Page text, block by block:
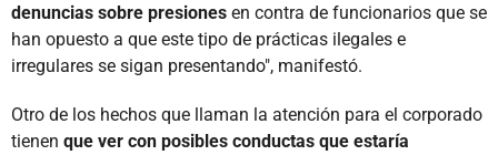
denuncias sobre presiones en contra de funcionarios que se
han opuesto a que este tipo de prácticas ilegales e
irregulares se sigan presentando", manifestó.
Otro de los hechos que llaman la atención para el corporado
tienen que ver con posibles conductas que estaría